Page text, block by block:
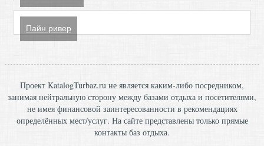
Пайн ривер
Проект KatalogTurbaz.ru не является каким-либо посредником,
занимая нейтральную сторону между базами отдыха и посетителями,
не имея финансовой заинтересованности в рекомендациях
определённых мест/услуг. На сайте представлены только прямые
контакты баз отдыха.